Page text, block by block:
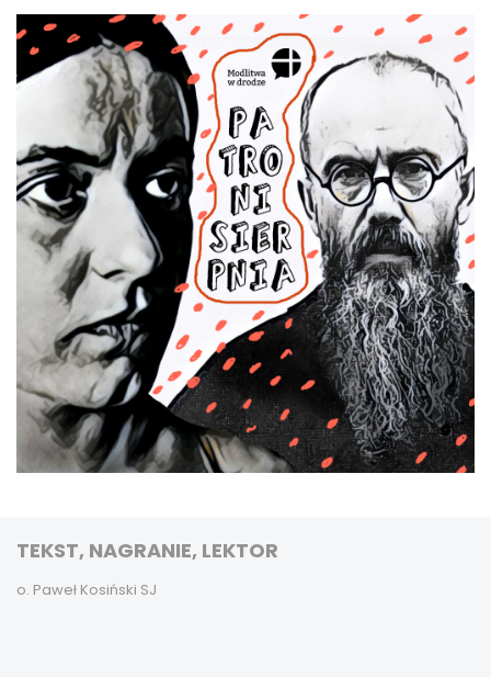
TEKST, NAGRANIE, LEKTOR
o. Paweł Kosiński SJ